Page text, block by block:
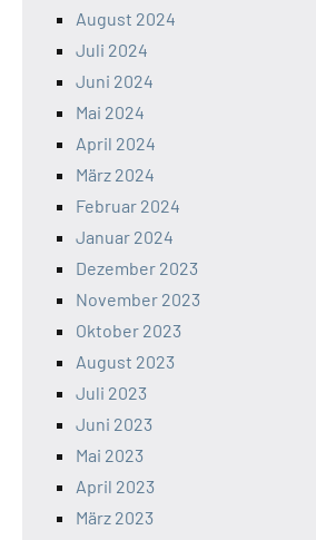
August 2024
Juli 2024
Juni 2024
Mai 2024
April 2024
März 2024
Februar 2024
Januar 2024
Dezember 2023
November 2023
Oktober 2023
August 2023
Juli 2023
Juni 2023
Mai 2023
April 2023
März 2023